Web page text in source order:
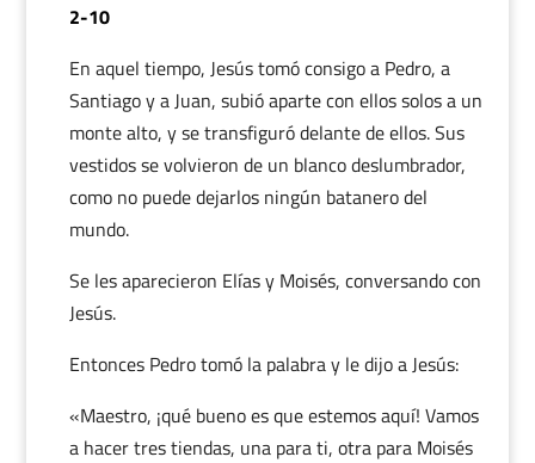
2-10
En aquel tiempo, Jesús tomó consigo a Pedro, a
Santiago y a Juan, subió aparte con ellos solos a un
monte alto, y se transfiguró delante de ellos. Sus
vestidos se volvieron de un blanco deslumbrador,
como no puede dejarlos ningún batanero del
mundo.
Se les aparecieron Elías y Moisés, conversando con
Jesús.
Entonces Pedro tomó la palabra y le dijo a Jesús:
«Maestro, ¡qué bueno es que estemos aquí! Vamos
a hacer tres tiendas, una para ti, otra para Moisés